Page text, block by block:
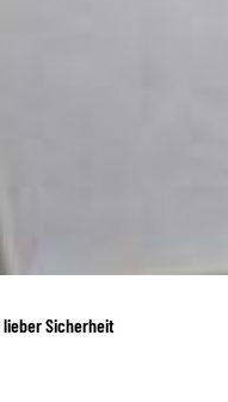
Sicherheit